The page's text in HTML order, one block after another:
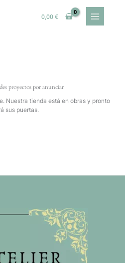
0,00€
proyectos por anunciar
Nuestra tienda está en obras y pronto
sus puertas.